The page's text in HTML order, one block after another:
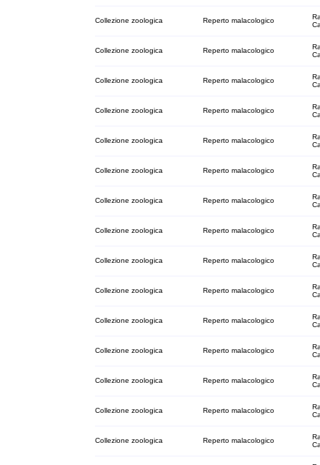
Collezione zoologica Reperto malacologico
Collezione zoologica Reperto malacologico
Collezione zoologica Reperto malacologico
Collezione zoologica Reperto malacologico
Collezione zoologica Reperto malacologico
Collezione zoologica Reperto malacologico
Collezione zoologica Reperto malacologico
Collezione zoologica Reperto malacologico
Collezione zoologica Reperto malacologico
Collezione zoologica Reperto malacologico
Collezione zoologica Reperto malacologico
Collezione zoologica Reperto malacologico
Collezione zoologica Reperto malacologico
Collezione zoologica Reperto malacologico
Collezione zoologica Reperto malacologico